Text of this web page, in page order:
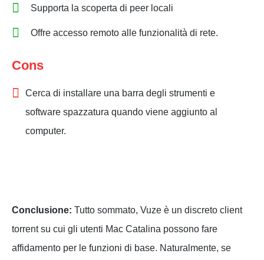
Supporta la scoperta di peer locali
Offre accesso remoto alle funzionalità di rete.
Cons
Cerca di installare una barra degli strumenti e
software spazzatura quando viene aggiunto al
computer.
Conclusione: Tutto sommato, Vuze è un discreto client
torrent su cui gli utenti Mac Catalina possono fare
affidamento per le funzioni di base. Naturalmente, se